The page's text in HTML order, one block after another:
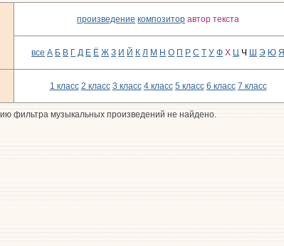
произведение композитор автор текста
все А Б В Г Д Е Ё Ж З И Й К Л М Н О П Р С Т У Ф Х Ц Ч Ш Э Ю Я
1 класс 2 класс 3 класс 4 класс 5 класс 6 класс 7 класс
фильтра музыкальных произведений не найдено.